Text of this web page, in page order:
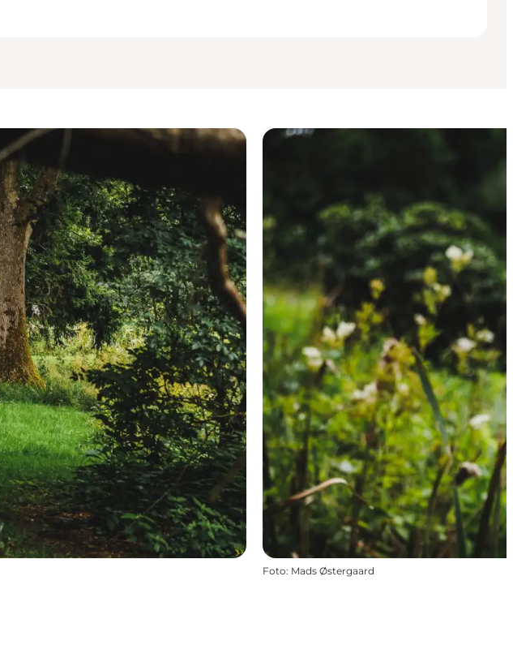
Foto: Mads Østergaard